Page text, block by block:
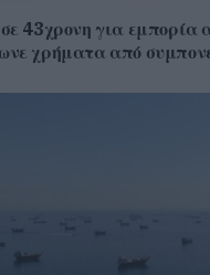
43χρονη για εμπορία
χρήματα από